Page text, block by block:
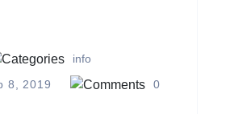
info
8, 2019
0